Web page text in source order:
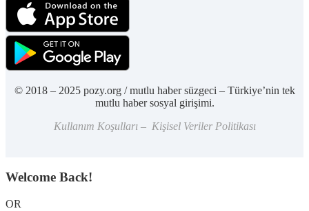
© 2018 – 2025 pozy.org / mutlu haber süzgeci – Türkiye’nin tek
mutlu haber sosyal girişimi.
Kullanım Koşulları – Kişisel Veriler Politikası
Welcome Back!
OR